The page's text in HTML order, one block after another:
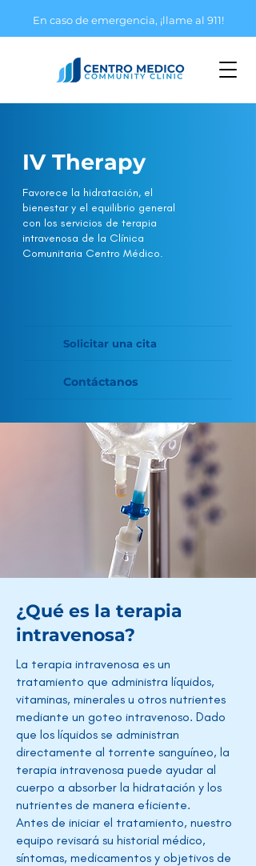
En caso de emergencia, ¡llame al 911!
IV Therapy
Favorece la hidratación, el
bienestar y el equilibrio general
con los servicios de terapia
intravenosa de la Clínica
Comunitaria Centro Médico.
Solicitar una cita
Contáctanos
¿Qué es la terapia
intravenosa?
La terapia intravenosa es un
tratamiento que administra líquidos,
vitaminas, minerales u otros nutrientes
mediante un goteo intravenoso. Dado
que los líquidos se administran
directamente al torrente sanguíneo, la
terapia intravenosa puede ayudar al
cuerpo a absorber la hidratación y los
nutrientes de manera eficiente.
Antes de iniciar el tratamiento, nuestro
equipo revisará su historial médico,
síntomas, medicamentos y objetivos de